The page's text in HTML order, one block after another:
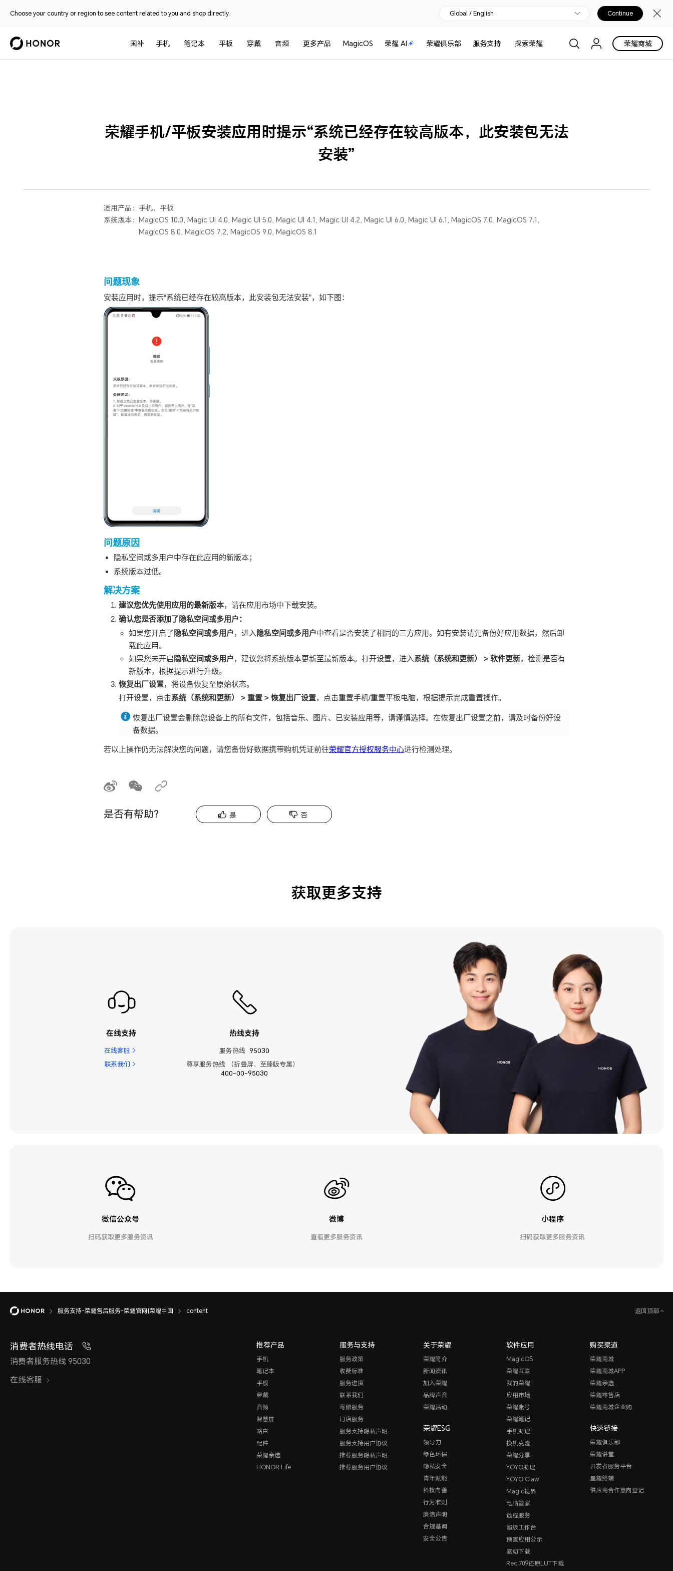
Choose your country or region to see content related to you and shop directly. Global / English Continue
国补 手机 笔记本 平板 穿戴 音频 更多产品 MagicOS 荣耀 AI 荣耀俱乐部 服务支持 探索荣耀 荣耀商城
荣耀手机/平板安装应用时提示“系统已经存在较高版本，此安装包无法
安装”
适用产品： 手机，平板
系统版本： MagicOS 10.0, Magic UI 4.0, Magic UI 5.0, Magic UI 4.1, Magic UI 4.2, Magic UI 6.0, Magic UI 6.1, MagicOS 7.0, MagicOS 7.1,
MagicOS 8.0, MagicOS 7.2, MagicOS 9.0, MagicOS 8.1
问题现象
安装应用时，提示“系统已经存在较高版本，此安装包无法安装”，如下图：
问题原因
隐私空间或多用户中存在此应用的新版本；
系统版本过低。
解决方案
建议您优先使用应用的最新版本，请在应用市场中下载安装。
确认您是否添加了隐私空间或多用户：
如果您开启了 隐私空间或多用户，进入 隐私空间或多用户中查看是否安装了相同的三方应用。如有安装请先备份好应用数据，然后卸
载此应用。
如果您未开启隐私空间或多用户，建议您将系统版本更新至最新版本。打开设置，进入系统（系统和更新） > 软件更新，检测是否有
新版本，根据提示进行升级。
恢复出厂设置，将设备恢复至原始状态。
打开设置，点击系统（系统和更新） > 重置 > 恢复出厂设置，点击重置手机/重置平板电脑，根据提示完成重置操作。
恢复出厂设置会删除您设备上的所有文件，包括音乐、图片、已安装应用等，请谨慎选择。在恢复出厂设置之前，请及时备份好设
备数据。
若以上操作仍无法解决您的问题，请您备份好数据携带购机凭证前往荣耀官方授权服务中心进行检测处理。
是否有帮助？ 是 否
获取更多支持
在线支持
在线客服
联系我们
热线支持
服务热线 95030
尊享服务热线 （折叠屏、至臻版专属）
400-00-95030
微信公众号
扫码获取更多服务资讯
微博
查看更多服务资讯
小程序
扫码获取更多服务资讯
服务支持-荣耀售后服务-荣耀官网|荣耀中国 content 返回顶部
消费者热线电话
消费者服务热线 95030
在线客服
推荐产品
手机
笔记本
平板
穿戴
音频
智慧屏
路由
配件
荣耀亲选
HONOR Life
服务与支持
服务政策
收费标准
服务进度
联系我们
寄修服务
门店服务
服务支持隐私声明
服务支持用户协议
推荐服务隐私声明
推荐服务用户协议
关于荣耀
荣耀简介
新闻资讯
加入荣耀
品牌声音
荣耀活动
荣耀ESG
领导力
绿色环保
隐私安全
青年赋能
科技向善
行为准则
廉洁声明
合规基调
安全公告
软件应用
MagicOS
荣耀互联
我的荣耀
应用市场
荣耀账号
荣耀笔记
手机助理
换机克隆
荣耀分享
YOYO助理
YOYO Claw
Magic视界
电脑管家
远程服务
超级工作台
预置应用公示
驱动下载
Rec.709还原LUT下载
购买渠道
荣耀商城
荣耀商城APP
荣耀亲选
荣耀零售店
荣耀商城企业购
快速链接
荣耀俱乐部
荣耀讲堂
开发者服务平台
星耀终端
供应商合作意向登记